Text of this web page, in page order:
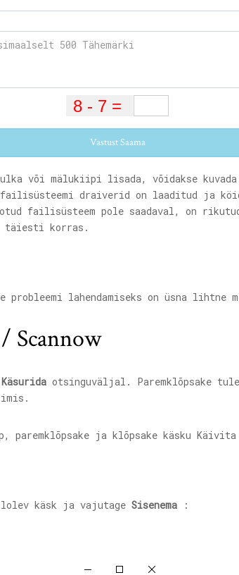
Vastust Saama
või mälukiipi lisada, võidakse
draiverid on laaditud ja
failisüsteem pole saadaval, on
korras.
lahendamiseks on üsna lihtne
Scannow
Käsurida otsinguväljal. Paremklõpsake
käsk ja vajutage Sisenema :